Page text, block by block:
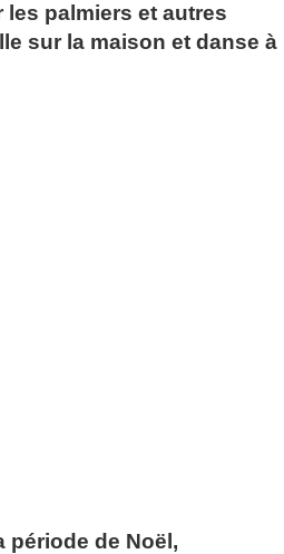
palmiers et autres
sur la maison et danse à
période de Noël,